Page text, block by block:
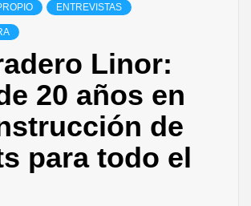
ENTREVISTAS
Linor:
20 años en
de
para todo el